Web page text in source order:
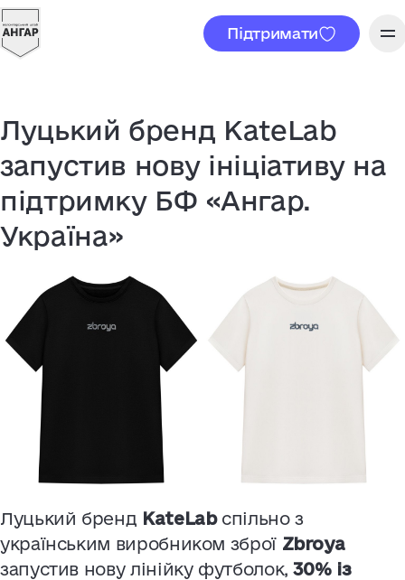
Підтримати
Луцький бренд KateLab
запустив нову ініціативу на
підтримку БФ «Ангар.
Україна»
Луцький бренд KateLabспільно з
українським виробником зброї Zbroya
запустив нову лінійку футболок,30% із